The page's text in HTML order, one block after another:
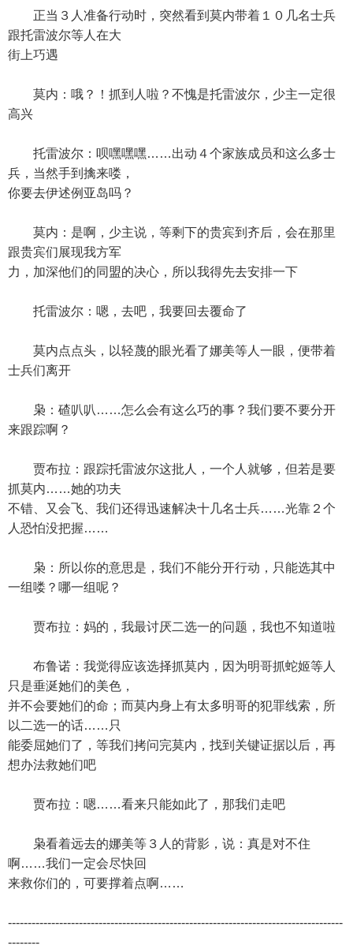
正当３人准备行动时，突然看到莫内带着１０几名士兵
跟托雷波尔等人在大
街上巧遇
莫内：哦？！抓到人啦？不愧是托雷波尔，少主一定很
高兴
托雷波尔：呗嘿嘿嘿……出动４个家族成员和这么多士
兵，当然手到擒来喽，
你要去伊述例亚岛吗？
莫内：是啊，少主说，等剩下的贵宾到齐后，会在那里
跟贵宾们展现我方军
力，加深他们的同盟的决心，所以我得先去安排一下
托雷波尔：嗯，去吧，我要回去覆命了
莫内点点头，以轻蔑的眼光看了娜美等人一眼，便带着
士兵们离开
枭：碴叭叭……怎么会有这么巧的事？我们要不要分开
来跟踪啊？
贾布拉：跟踪托雷波尔这批人，一个人就够，但若是要
抓莫内……她的功夫
不错、又会飞、我们还得迅速解决十几名士兵……光靠２个
人恐怕没把握……
枭：所以你的意思是，我们不能分开行动，只能选其中
一组喽？哪一组呢？
贾布拉：妈的，我最讨厌二选一的问题，我也不知道啦
布鲁诺：我觉得应该选择抓莫内，因为明哥抓蛇姬等人
只是垂涎她们的美色，
并不会要她们的命；而莫内身上有太多明哥的犯罪线索，所
以二选一的话……只
能委屈她们了，等我们拷问完莫内，找到关键证据以后，再
想办法救她们吧
贾布拉：嗯……看来只能如此了，那我们走吧
枭看着远去的娜美等３人的背影，说：真是对不住
啊……我们一定会尽快回
来救你们的，可要撑着点啊……
-------------------------------------------------------------------------------------
--------